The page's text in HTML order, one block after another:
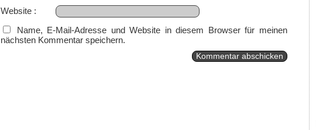
Website
Name, E-Mail-Adresse und Website in diesem Browser für meinen
nächsten Kommentar speichern.